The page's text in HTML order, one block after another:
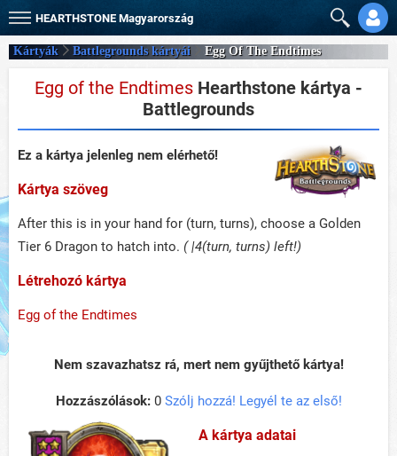
HEARTHSTONE Magyarország
Kártyák Battlegrounds kártyái Egg Of The Endtimes
Egg of the Endtimes Hearthstone kártya -
Battlegrounds
Ez a kártya jelenleg nem elérhető!
Kártya szöveg
After this is in your hand for (turn, turns), choose a Golden
Tier 6 Dragon to hatch into. ( |4(turn, turns) left!)
Létrehozó kártya
Egg of the Endtimes
Nem szavazhatsz rá, mert nem gyűjthető kártya!
Hozzászólások:0 Szólj hozzá! Legyél te az első!
A kártya adatai